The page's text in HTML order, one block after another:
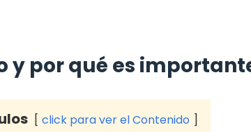
y por qué es
click para ver el Contenido